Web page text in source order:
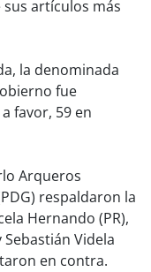
artículos más
la denominada
fue
favor, 59 en
Arqueros
respaldaron la
Hernando (PR),
Sebastián Videla
en contra.